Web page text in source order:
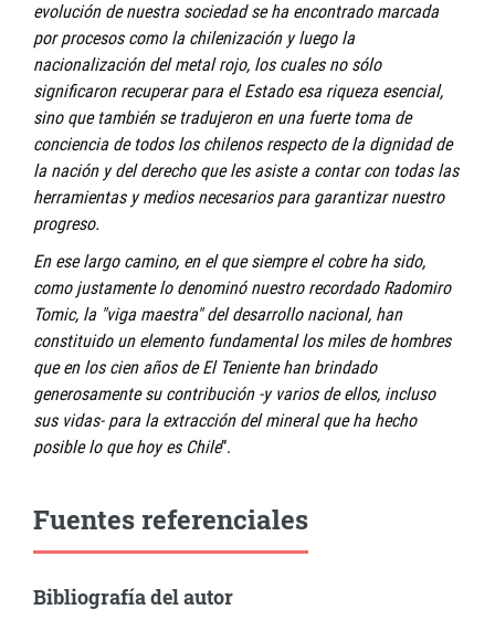
evolución de nuestra sociedad se ha encontrado marcada
por procesos como la chilenización y luego la
nacionalización del metal rojo, los cuales no sólo
significaron recuperar para el Estado esa riqueza esencial,
sino que también se tradujeron en una fuerte toma de
conciencia de todos los chilenos respecto de la dignidad de
la nación y del derecho que les asiste a contar con todas las
herramientas y medios necesarios para garantizar nuestro
progreso.
En ese largo camino, en el que siempre el cobre ha sido,
como justamente lo denominó nuestro recordado Radomiro
Tomic, la "viga maestra" del desarrollo nacional, han
constituido un elemento fundamental los miles de hombres
que en los cien años de El Teniente han brindado
generosamente su contribución -y varios de ellos, incluso
sus vidas- para la extracción del mineral que ha hecho
posible lo que hoy es Chile”.
Fuentes referenciales
Bibliografía del autor